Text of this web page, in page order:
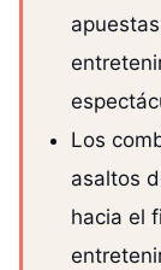
Los
asaltos
hacia el